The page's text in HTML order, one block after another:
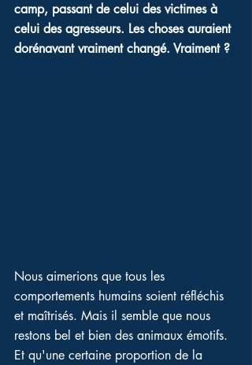
camp, passant de celui des victimes à
celui des agresseurs. Les choses auraient
dorénavant vraiment changé. Vraiment ?
Nous aimerions que tous les
comportements humains soient réfléchis
et maîtrisés. Mais il semble que nous
restons bel et bien des animaux émotifs.
Et qu'une certaine proportion de la